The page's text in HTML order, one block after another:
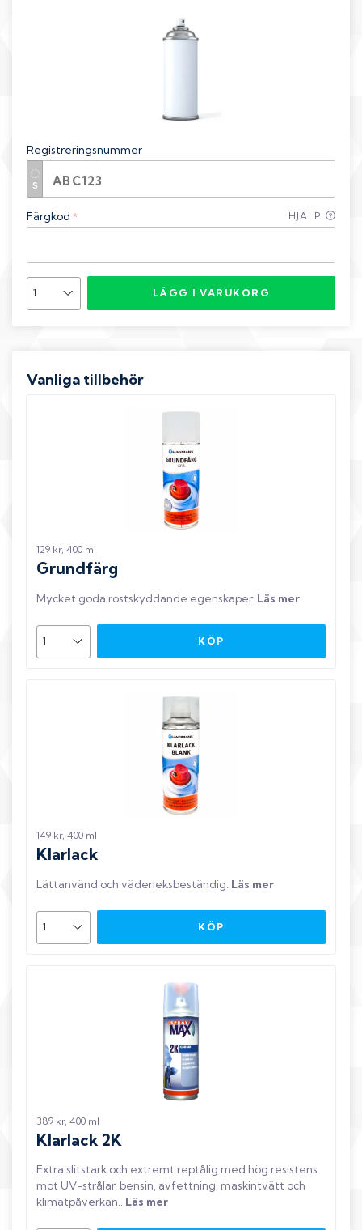
Registreringsnummer
Färgkod * HJÄLP
LÄGG I VARUKORG
Vanliga tillbehör
129 kr, 400 ml
Grundfärg
Mycket goda rostskyddande egenskaper. Läs mer
KÖP
149 kr, 400 ml
Klarlack
Lättanvänd och väderleksbeständig Läs mer
KÖP
389 kr, 400 ml
Klarlack 2K
Extra slitstark och extremt reptålig med hög resistens
mot UV-strålar, bensin, avfettning, maskintvätt och
klimatpåverkan.. Läs mer